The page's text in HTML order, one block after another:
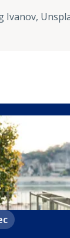
Ivanov,